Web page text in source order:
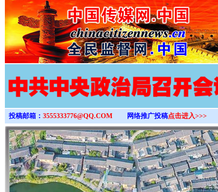
>
投稿邮箱： 3555333776@QQ.COM 网络推广投稿点击进入>>>